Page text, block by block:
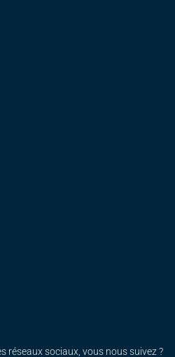
réseaux sociaux, vous nous suivez ?